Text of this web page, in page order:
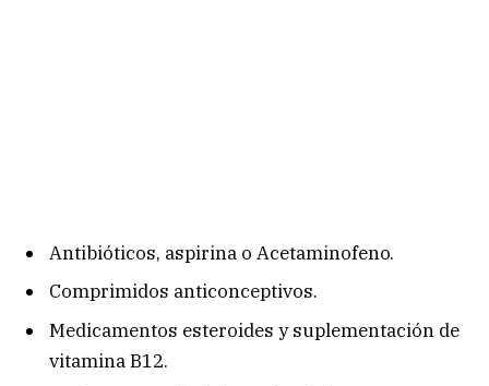
Antibióticos, aspirina o Acetaminofeno.
Comprimidos anticonceptivos.
Medicamentos esteroides y suplementación de
vitamina B12.